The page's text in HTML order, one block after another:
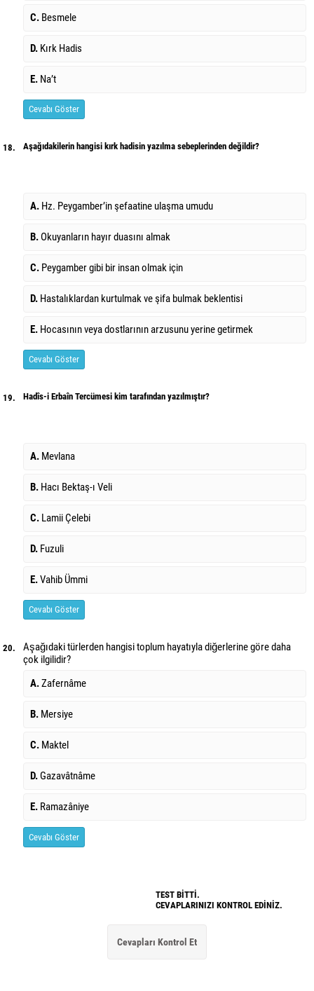
C. Besmele
D. Kırk Hadis
E. Na’t
Cevabı Göster
18. Aşağıdakilerin hangisi kırk hadisin yazılma sebeplerinden değildir?
A. Hz. Peygamber’in şefaatine ulaşma umudu
B. Okuyanların hayır duasını almak
C. Peygamber gibi bir insan olmak için
D. Hastalıklardan kurtulmak ve şifa bulmak beklentisi
E. Hocasının veya dostlarının arzusunu yerine getirmek
Cevabı Göster
19. Hadîs-i Erbaîn Tercümesi kim tarafından yazılmıştır?
A. Mevlana
B. Hacı Bektaş-ı Veli
C. Lamii Çelebi
D. Fuzuli
E.Vahib Ümmi
Cevabı Göster
20.
Aşağıdaki türlerden hangisi toplum hayatıyla diğerlerine göre daha
çok ilgilidir?
A.Zafernâme
B. Mersiye
C. Maktel
D.Gazavâtnâme
E. Ramazâniye
Cevabı Göster
TEST BİTTİ.
CEVAPLARINIZI KONTROL EDİNİZ.